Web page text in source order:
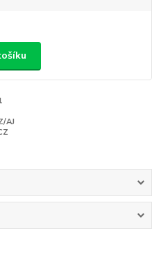
AJ